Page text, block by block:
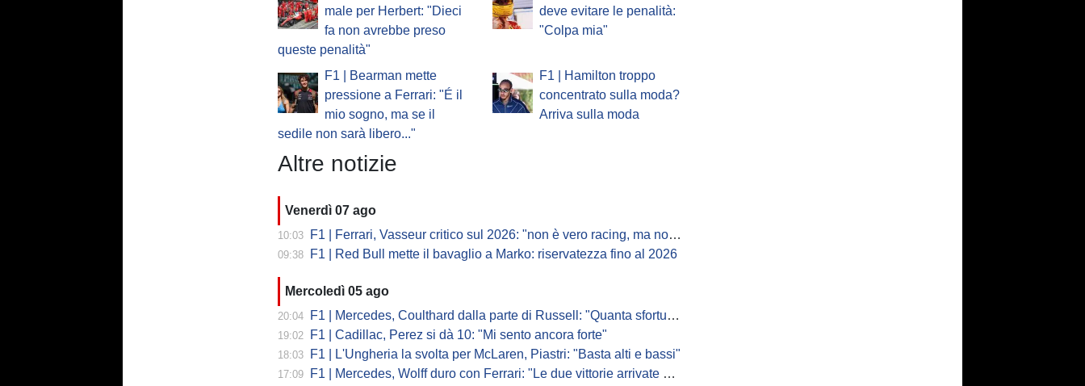
male per Herbert: "Dieci
fa non avrebbe preso
queste penalità"
deve evitare le penalità:
"Colpa mia"
F1 | Bearman mette
pressione a Ferrari: "É il
mio sogno, ma se il
sedile non sarà libero..."
F1 | Hamilton troppo
concentrato sulla moda?
Arriva sulla moda
Altre notizie
Venerdì 07 ago
10:03 F1 | Ferrari, Vasseur critico sul 2026: "non è vero racing, ma non è artificiale"
09:38 F1 | Red Bull mette il bavaglio a Marko: riservatezza fino al 2026
Mercoledì 05 ago
20:04 F1 | Mercedes, Coulthard dalla parte di Russell: "Quanta sfortuna può avere un pilota?"
19:02 F1 | Cadillac, Perez si dà 10: "Mi sento ancora forte"
18:03 F1 | L'Ungheria la svolta per McLaren, Piastri: "Basta alti e bassi"
17:09 F1 | Mercedes, Wolff duro con Ferrari: "Le due vittorie arrivate per colpa nostra